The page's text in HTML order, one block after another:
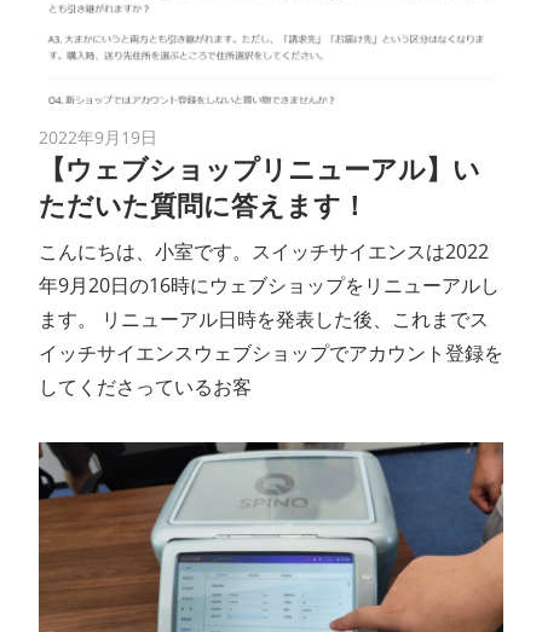
2022年9月19日
【ウェブショップリニューアル】い
ただいた質問に答えます！
こんにちは、小室です。スイッチサイエンスは2022
年9月20日の16時にウェブショップをリニューアルし
ます。 リニューアル日時を発表した後、これまでス
イッチサイエンスウェブショップでアカウント登録を
してくださっているお客